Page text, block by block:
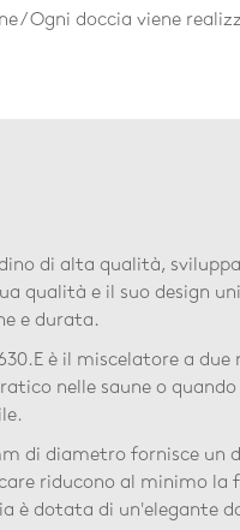
/ Ogni doccia viene
di alta qualità,
qualità e il suo design
e durata.
è il miscelatore a
nelle saune o
di diametro fornisce
riducono al minimo
è dotata di un'elegante